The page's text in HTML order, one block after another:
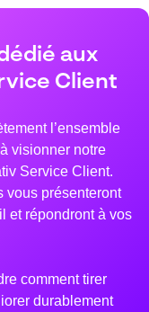
aux
Client
l’ensemble
visionner notre
Service Client.
vous présenteront
et répondront à vos
comment tirer
durablement